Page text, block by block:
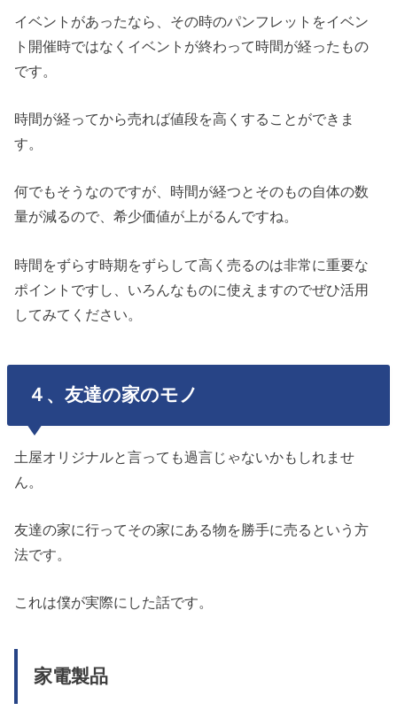
イベントがあったなら、その時のパンフレットをイベン
ト開催時ではなくイベントが終わって時間が経ったもの
です。
時間が経ってから売れば値段を高くすることができま
す。
何でもそうなのですが、時間が経つとそのもの自体の数
量が減るので、希少価値が上がるんですね。
時間をずらす時期をずらして高く売るのは非常に重要な
ポイントですし、いろんなものに使えますのでぜひ活用
してみてください。
４、友達の家のモノ
土屋オリジナルと言っても過言じゃないかもしれませ
ん。
友達の家に行ってその家にある物を勝手に売るという方
法です。
これは僕が実際にした話です。
家電製品